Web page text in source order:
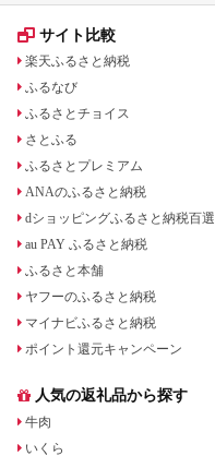
サイト比較
楽天ふるさと納税
ふるなび
ふるさとチョイス
さとふる
ふるさとプレミアム
ANAのふるさと納税
dショッピングふるさと納税百選
au PAY ふるさと納税
ふるさと本舗
ヤフーのふるさと納税
マイナビふるさと納税
ポイント還元キャンペーン
人気の返礼品から探す
牛肉
いくら